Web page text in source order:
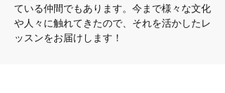
ている仲間でもあります。今まで様々な文化
や人々に触れてきたので、それを活かしたレ
ッスンをお届けします！